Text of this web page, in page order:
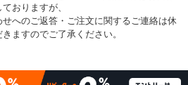
ておりますが、
へのご返答・ご注文に関するご連絡は休
ますのでご了承ください。